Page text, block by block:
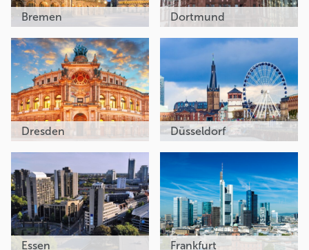
Bremen Dortmund
Dresden Düsseldorf
Essen Frankfurt